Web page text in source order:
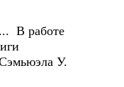
В работе
У.